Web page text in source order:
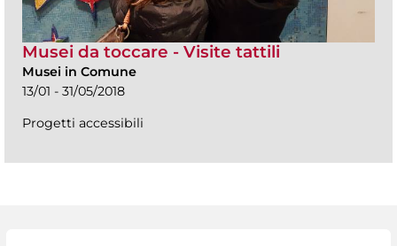
Musei da toccare - Visite tattili
Musei in Comune
13/01 - 31/05/2018
Progetti accessibili